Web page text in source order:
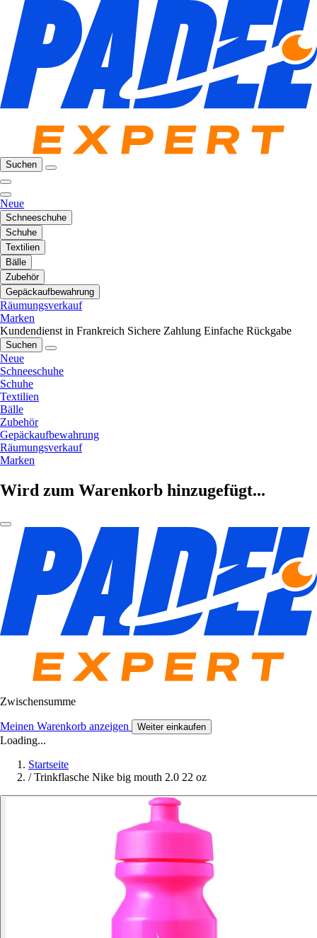
Suchen
Neue
Schneeschuhe
Schuhe
Textilien
Bälle
Zubehör
Gepäckaufbewahrung
Räumungsverkauf
Marken
Kundendienst in Frankreich Sichere Zahlung Einfache Rückgabe
Suchen
Neue
Schneeschuhe
Schuhe
Textilien
Bälle
Zubehör
Gepäckaufbewahrung
Räumungsverkauf
Marken
Wird zum Warenkorb hinzugefügt...
Zwischensumme
Meinen Warenkorb anzeigen Weiter einkaufen
Loading...
Startseite
/ Trinkflasche Nike big mouth 2.0 22 oz